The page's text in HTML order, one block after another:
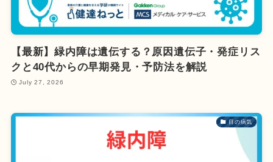
【最新】緑内障は遺伝する？原因遺伝子・発症リス
クと40代からの早期発見・予防法を解説
July 27, 2026
目の病気